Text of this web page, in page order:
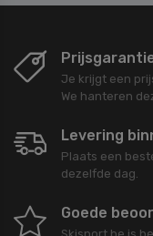
Je krijgt een
We hanteren
Levering
Plaats een
dezelfde dag.
Goede